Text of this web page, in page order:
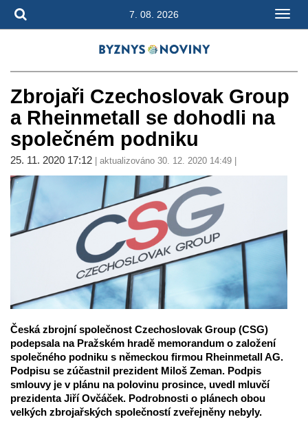
7. 08. 2026
Zbrojaři Czechoslovak Group
a Rheinmetall se dohodli na
společném podniku
25. 11. 2020 17:12 | aktualizováno 30. 12. 2020 14:49 |
Česká zbrojní společnost Czechoslovak Group (CSG)
podepsala na Pražském hradě memorandum o založení
společného podniku s německou firmou Rheinmetall AG.
Podpisu se zúčastnil prezident Miloš Zeman. Podpis
smlouvy je v plánu na polovinu prosince, uvedl mluvčí
prezidenta Jiří Ovčáček. Podrobnosti o plánech obou
velkých zbrojařských společností zveřejněny nebyly.